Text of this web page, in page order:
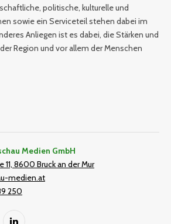
politische, kulturelle und
sowie ein Serviceteil stehen dabei im
Anliegen ist es dabei, die Stärken und
Region und vor allem der Menschen
Medien GmbH
11, 8600 Bruck an der Mur
medien.at
250